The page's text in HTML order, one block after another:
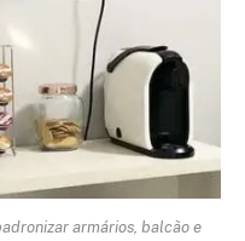
armários, balcão e